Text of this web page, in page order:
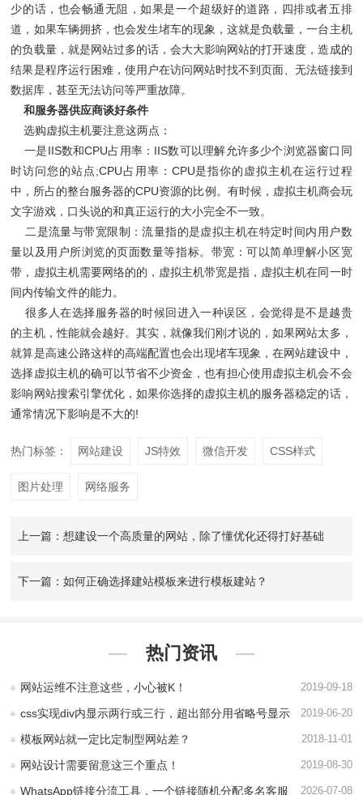
少的话，也会畅通无阻，如果是一个超级好的道路，四排或者五排
道，如果车辆拥挤，也会发生堵车的现象，这就是负载量，一台主机
的负载量，就是网站过多的话，会大大影响网站的打开速度，造成的
结果是程序运行困难，使用户在访问网站时找不到页面、无法链接到
数据库，甚至无法访问等严重故障。
和服务器供应商谈好条件
选购虚拟主机要注意这两点：
一是IIS数和CPU占用率：IIS数可以理解允许多少个浏览器窗口同
时访问您的站点;CPU占用率：CPU是指你的虚拟主机在运行过程
中，所占的整台服务器的CPU资源的比例。有时候，虚拟主机商会玩
文字游戏，口头说的和真正运行的大小完全不一致。
二是流量与带宽限制：流量指的是虚拟主机在特定时间内用户数
量以及用户所浏览的页面数量等指标。带宽：可以简单理解小区宽
带，虚拟主机需要网络的的，虚拟主机带宽是指，虚拟主机在同一时
间内传输文件的能力。
很多人在选择服务器的时候回进入一种误区，会觉得是不是越贵
的主机，性能就会越好。其实，就像我们刚才说的，如果网站太多，
就算是高速公路这样的高端配置也会出现堵车现象，在网站建设中，
选择虚拟主机的确可以节省不少资金，也有担心使用虚拟主机会不会
影响网站搜索引擎优化，如果你选择的虚拟主机的服务器稳定的话，
通常情况下影响是不大的!
热门标签： 网站建设 JS特效 微信开发 CSS样式
图片处理 网络服务
上一篇：想建设一个高质量的网站，除了懂优化还得打好基础
下一篇：如何正确选择建站模板来进行模板建站？
热门资讯
网站运维不注意这些，小心被K！ 2019-09-18
css实现div内显示两行或三行，超出部分用省略号显示 2019-06-20
模板网站就一定比定制型网站差？ 2018-11-01
网站设计需要留意这三个重点！ 2019-08-30
WhatsApp链接分流工具，一个链接随机分配多名客服 2026-07-08